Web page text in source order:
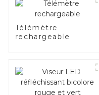
Télémètre
rechargeable